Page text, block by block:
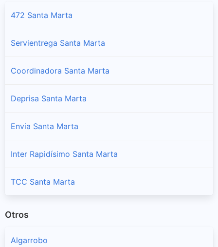
472 Santa Marta
Servientrega Santa Marta
Coordinadora Santa Marta
Deprisa Santa Marta
Envia Santa Marta
Inter Rapidísimo Santa Marta
TCC Santa Marta
Otros
Algarrobo